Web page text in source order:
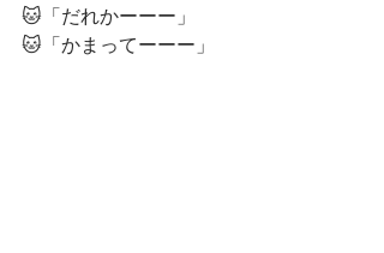
🐱「だれかーーー」
🐱「かまってーーー」